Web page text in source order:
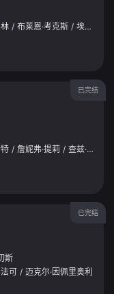
/ 布莱恩·考克斯 / 埃迪·法可
已完结
/ 詹妮弗·提莉 / 查兹·帕尔明特瑞
已完结
斯
法可 / 迈克尔·因佩里奥利